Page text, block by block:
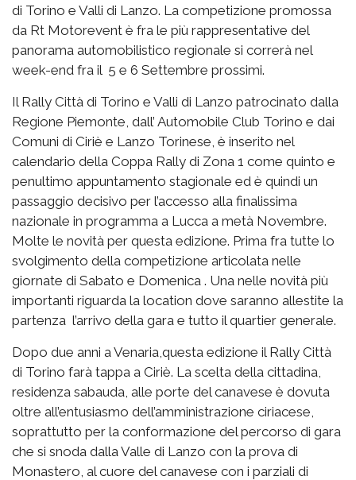
di Torino e Valli di Lanzo. La competizione promossa
da Rt Motorevent è fra le più rappresentative del
panorama automobilistico regionale si correrà nel
week-end fra il 5 e 6 Settembre prossimi.
Il Rally Città di Torino e Valli di Lanzo patrocinato dalla
Regione Piemonte, dall’ Automobile Club Torino e dai
Comuni di Ciriè e Lanzo Torinese, è inserito nel
calendario della Coppa Rally di Zona 1 come quinto e
penultimo appuntamento stagionale ed è quindi un
passaggio decisivo per l’accesso alla finalissima
nazionale in programma a Lucca a metà Novembre.
Molte le novità per questa edizione. Prima fra tutte lo
svolgimento della competizione articolata nelle
giornate di Sabato e Domenica . Una nelle novità più
importanti riguarda la location dove saranno allestite la
partenza l’arrivo della gara e tutto il quartier generale.
Dopo due anni a Venaria,questa edizione il Rally Città
di Torino farà tappa a Ciriè. La scelta della cittadina,
residenza sabauda, alle porte del canavese è dovuta
oltre all’entusiasmo dell’amministrazione ciriacese,
soprattutto per la conformazione del percorso di gara
che si snoda dalla Valle di Lanzo con la prova di
Monastero, al cuore del canavese con i parziali di